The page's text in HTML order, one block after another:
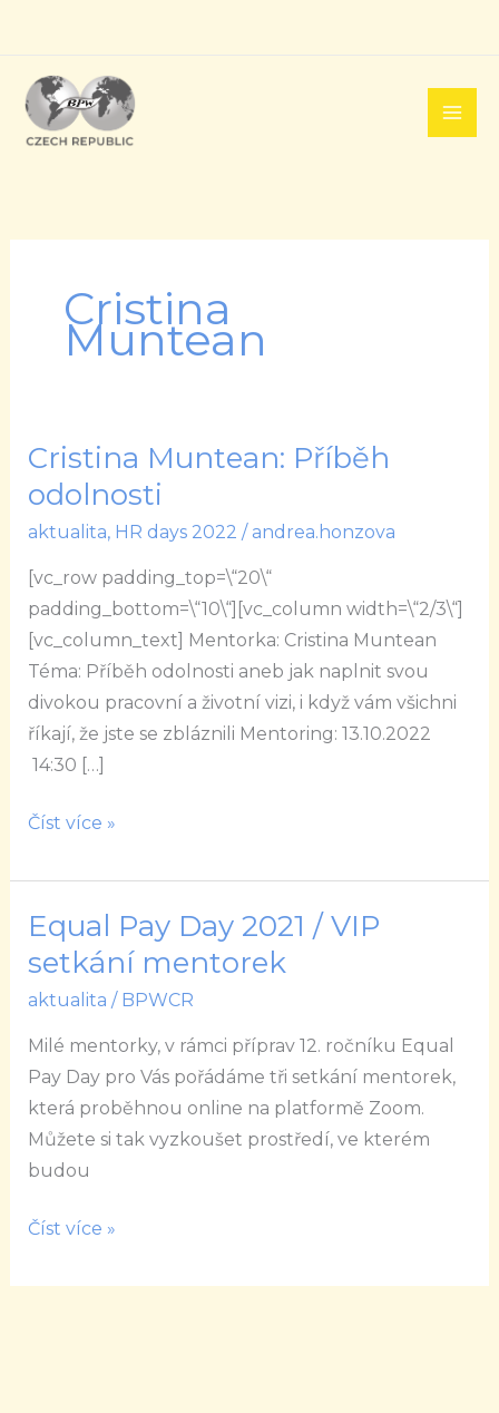
obsah
Cristina
Muntean
Cristina Muntean: Příběh
odolnosti
aktualita, HR days 2022 / andrea.honzova
[vc_row padding_top=\“20\“
padding_bottom=\“10\“][vc_column width=\“2/3\“]
[vc_column_text] Mentorka: Cristina Muntean
Téma: Příběh odolnosti aneb jak naplnit svou
divokou pracovní a životní vizi, i když vám všichni
říkají, že jste se zbláznili Mentoring: 13.10.2022
14:30 […]
Cristina
Muntean:
odolnosti
Číst více »
Equal Pay Day 2021 / VIP
setkání mentorek
aktualita / BPWCR
Milé mentorky, v rámci příprav 12. ročníku Equal
Pay Day pro Vás pořádáme tři setkání mentorek,
která proběhnou online na platformě Zoom.
Můžete si tak vyzkoušet prostředí, ve kterém
budou
Equal
Pay
/
VIP
setkání
mentorek
Číst více »